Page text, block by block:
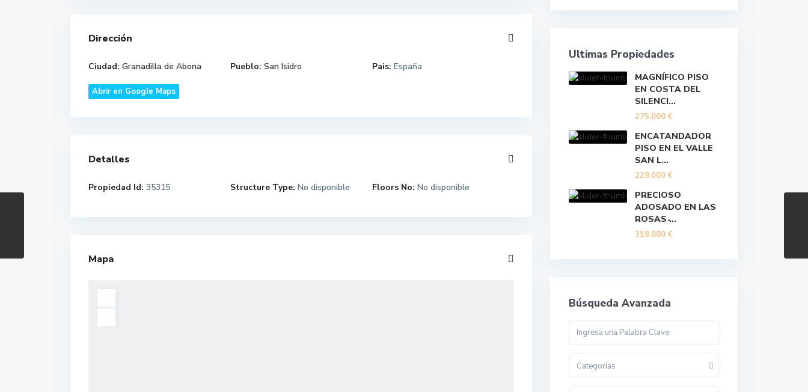
Dirección
Ciudad: Granadilla de Abona Pueblo: San Isidro Pais: España
Abrir en Google Maps
Detalles
Propiedad Id: 35315 Structure Type: No disponible Floors No: No disponible
Mapa
Ultimas Propiedades
MAGNÍFICO PISO
EN COSTA DEL
SILENCI...
275.000 €
ENCATANDADOR
PISO EN EL VALLE
SAN L...
229.000 €
PRECIOSO
ADOSADO EN LAS
ROSAS ̵...
319.000 €
Búsqueda Avanzada
Categorías